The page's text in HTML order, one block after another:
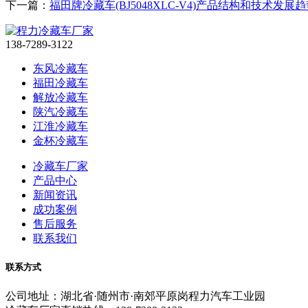
下一篇： 福田牌冷藏车(BJ5048XLC-V4)产品结构和技术发展趋
138-7289-3122
东风冷藏车
福田冷藏车
解放冷藏车
陕汽冷藏车
江淮冷藏车
金杯冷藏车
冷藏车厂家
产品中心
新闻资讯
成功案例
售后服务
联系我们
联系方式
公司地址：湖北省·随州市·南郊平原岗程力汽车工业园